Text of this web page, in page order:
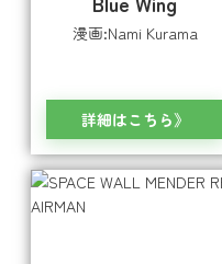
漫画:Nami Kurama
詳細はこちら